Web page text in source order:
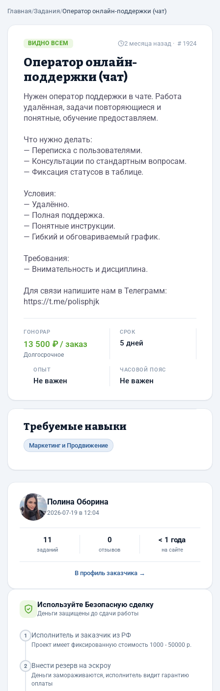
Главная/Задания/Оператор онлайн-поддержки (чат)
ВИДНО ВСЕМ 2 месяца назад · # 1924
Оператор онлайн-
поддержки (чат)
Нужен оператор поддержки в чате. Работа
удалённая, задачи повторяющиеся и
понятные, обучение предоставляем.
Что нужно делать:
— Переписка с пользователями.
— Консультации по стандартным вопросам.
— Фиксация статусов в таблице.
Условия:
— Удалённо.
— Полная поддержка.
— Понятные инструкции.
— Гибкий и обговариваемый график.
Требования:
— Внимательность и дисциплина.
Для связи напишите нам в Телеграмм:
https://t.me/polisphjk
ГОНОРАР
13 500 ₽ / заказ
Долгосрочное
СРОК
5 дней
ОПЫТ
Не важен
ЧАСОВОЙ ПОЯС
Не важен
Требуемые навыки
Маркетинг и Продвижение
Полина Оборина
2026-07-19 в 12:04
11
заданий
0
отзывов
< 1 года
на сайте
В профиль заказчика →
Используйте Безопасную сделку
Деньги защищены до сдачи работы
1 Исполнитель и заказчик из РФ
Проект имеет фиксированную стоимость 1000 - 50000 р.
2 Внести резерв на эскроу
Деньги замораживаются, исполнитель видит гарантию
оплаты